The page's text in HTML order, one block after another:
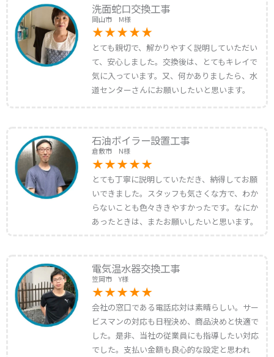
洗面蛇口交換工事
岡山市 M様
とても親切で、解かりやすく説明していただい
て、安心しました。交換後は、とてもキレイで
気に入っています。又、何かありましたら、水
道センターさんにお願いしたいと思います。
石油ボイラー設置工事
倉敷市 N様
とても丁寧に説明していただき、納得してお願
いできました。スタッフも気さくな方で、わか
らないことも色々ききやすかったです。なにか
あったときは、またお願いしたいと思います。
電気温水器交換工事
笠岡市 Y様
会社の窓口である電話応対は素晴らしい。サー
ビスマンの対応も日程決め、商品決めと快適で
した。是非、当社の従業員にも指導したい対応
でした。支払い金額も良心的な設定と思われ